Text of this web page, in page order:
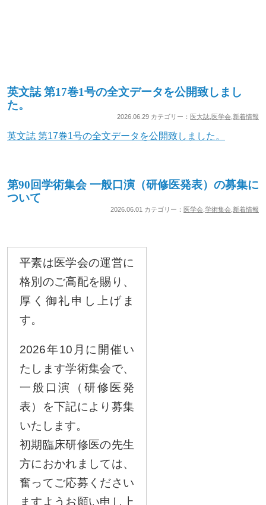
英文誌 第17巻1号の全文データを公開致しまし
た。
2026.06.29 カテゴリー： 医大誌 医学会 新着情報
英文誌 第17巻1号の全文データを公開致しました。
第90回学術集会 一般口演（研修医発表）の募集に
ついて
2026.06.01 カテゴリー： 医学会 学術集会 新着情報
平素は医学会の運営に
格別のご高配を賜り、
厚く御礼申し上げま
す。
2026年10月に開催い
たします学術集会で、
一般口演（研修医発
表）を下記により募集
いたします。
初期臨床研修医の先生
方におかれましては、
奮ってご応募ください
ますようお願い申し上